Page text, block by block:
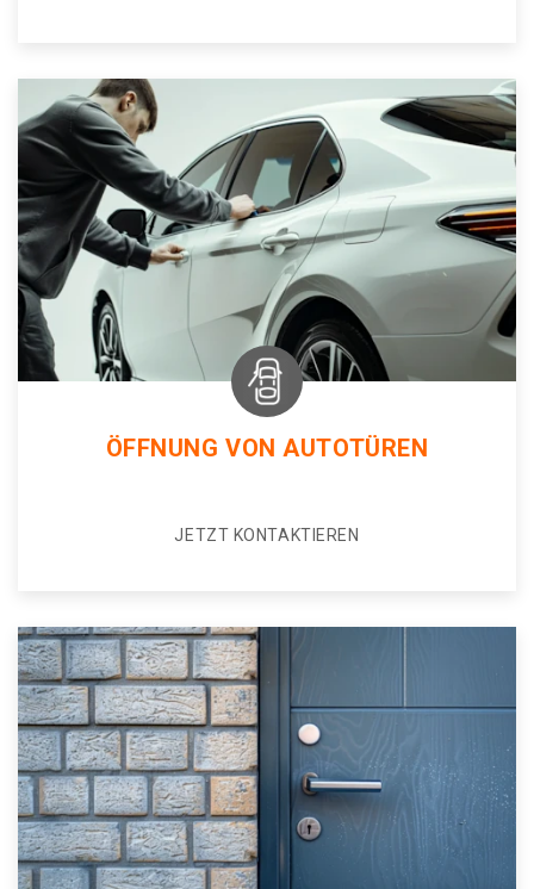
ÖFFNUNG VON AUTOTÜREN
JETZT KONTAKTIEREN